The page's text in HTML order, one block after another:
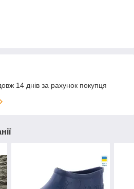
14 днів за рахунок покупця